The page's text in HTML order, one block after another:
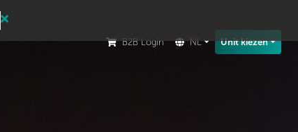
B2B Login NL Unit kiezen